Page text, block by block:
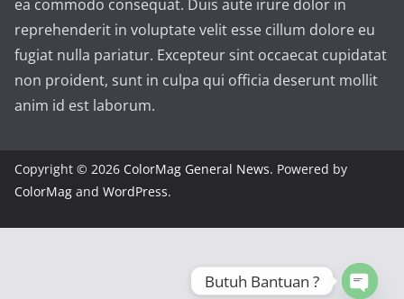
ea commodo consequat. Duis aute irure dolor in
reprehenderit in voluptate velit esse cillum dolore eu
fugiat nulla pariatur. Excepteur sint occaecat cupidatat
non proident, sunt in culpa qui officia deserunt mollit
anim id est laborum.
Copyright © 2026 ColorMag General News. Powered by
ColorMag and WordPress.
Butuh Bantuan ?